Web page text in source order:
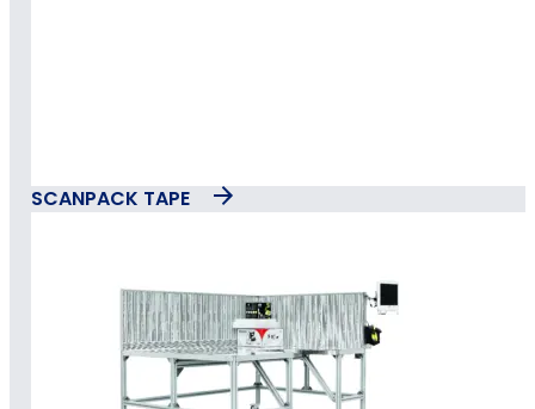
SCANPACK TAPE